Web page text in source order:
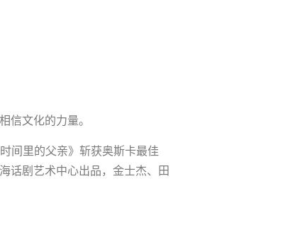
信文化的力量。
间里的父亲》斩获奥斯卡最佳
话剧艺术中心出品，金士杰、田